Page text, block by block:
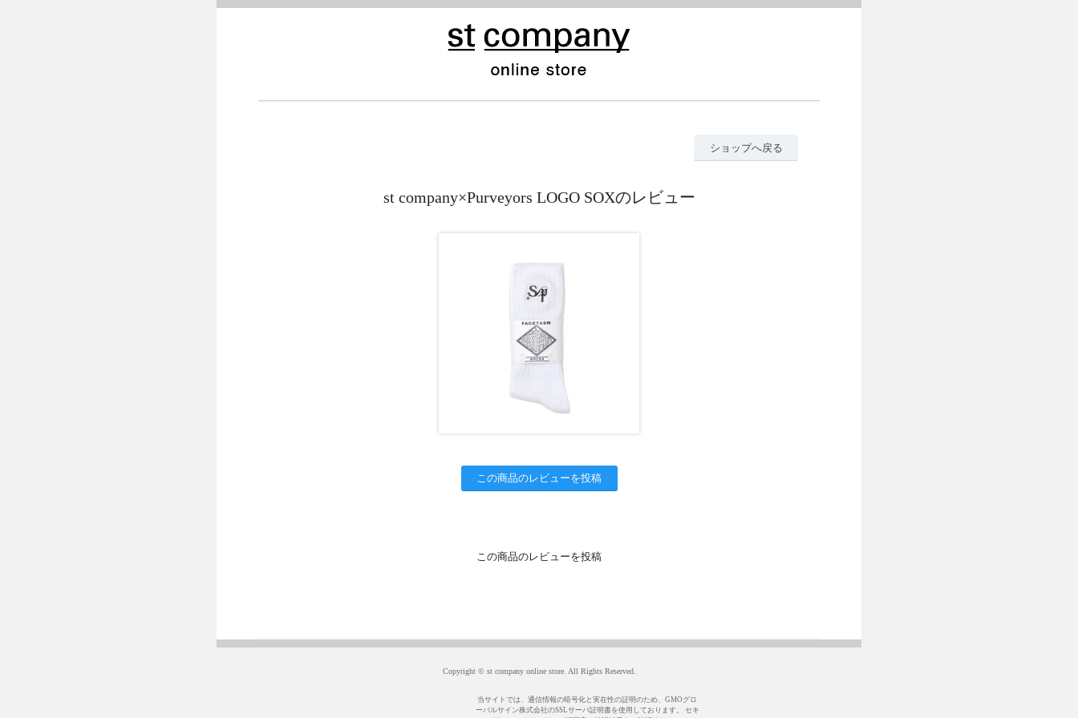
ショップへ戻る
st company×Purveyors LOGO SOXのレビュー
この商品のレビューを投稿
この商品のレビューを投稿
Copyright © st company online store. All Rights Reserved.
当サイトでは、通信情報の暗号化と実在性の証明のため、GMOグロ
ーバルサイン株式会社のSSLサーバ証明書を使用しております。 セキ